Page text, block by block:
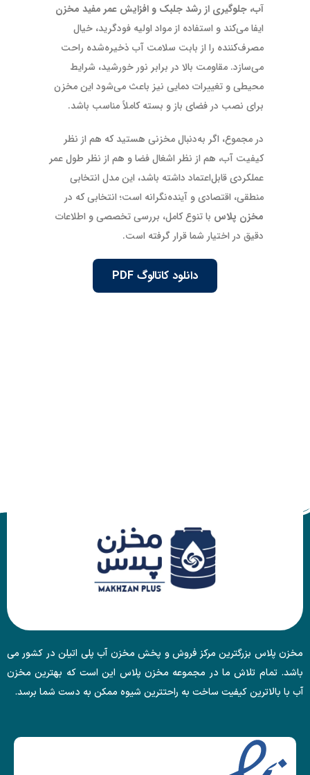
آب، جلوگیری از رشد جلبک و افزایش عمر مفید مخزن
ایفا می‌کند و استفاده از مواد اولیه فودگرید، خیال
مصرف‌کننده را از بابت سلامت آب ذخیره‌شده راحت
می‌سازد. مقاومت بالا در برابر نور خورشید، شرایط
محیطی و تغییرات دمایی نیز باعث می‌شود این مخزن
برای نصب در فضای باز و بسته کاملاً مناسب باشد.
در مجموع، اگر به‌دنبال مخزنی هستید که هم از نظر
کیفیت آب، هم از نظر اشغال فضا و هم از نظر طول عمر
عملکردی قابل‌اعتماد داشته باشد، این مدل انتخابی
منطقی، اقتصادی و آینده‌نگرانه است؛ انتخابی که در
مخزن پلاس با تنوع کامل، بررسی تخصصی و اطلاعات
دقیق در اختیار شما قرار گرفته است.
دانلود کاتالوگ PDF
مخزن پلاس بزرگترین مرکز فروش و پخش مخزن آب پلی اتیلن در کشور می
باشد. تمام تلاش ما در مجموعه مخزن پلاس این است که بهترین مخزن
آب با بالاترین کیفیت ساخت به راحتترین شیوه ممکن به دست شما برسد.